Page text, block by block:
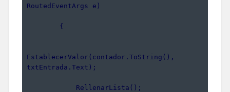
RoutedEventArgs e)
        {
EstablecerValor(contador.ToString(),
txtEntrada.Text);
            RellenarLista();